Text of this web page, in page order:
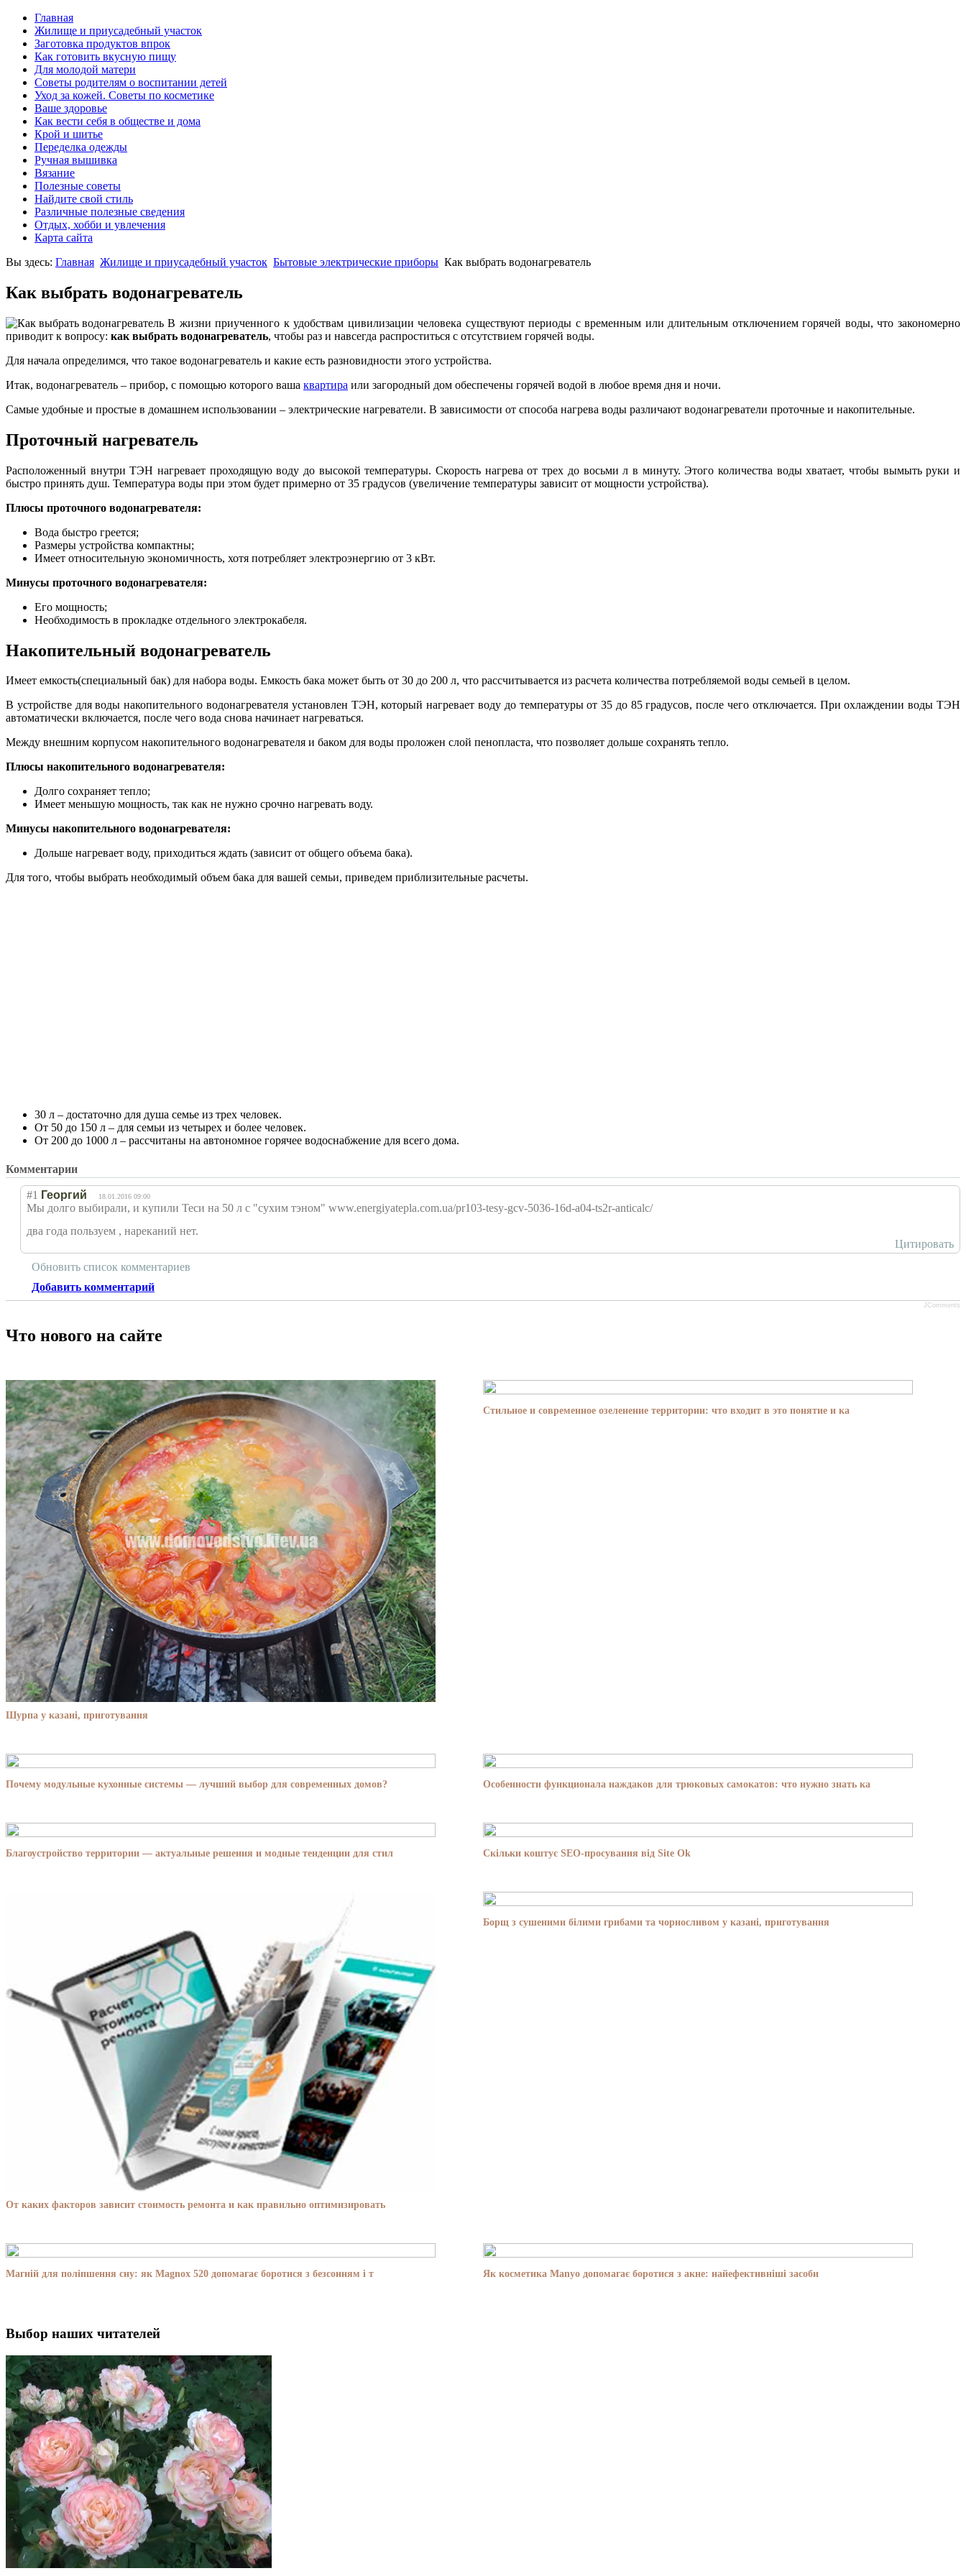
Главная
Жилище и приусадебный участок
Заготовка продуктов впрок
Как готовить вкусную пищу
Для молодой матери
Советы родителям о воспитании детей
Уход за кожей. Советы по косметике
Ваше здоровье
Как вести себя в обществе и дома
Крой и шитье
Переделка одежды
Ручная вышивка
Вязание
Полезные советы
Найдите свой стиль
Различные полезные сведения
Отдых, хобби и увлечения
Карта сайта
Вы здесь: Главная Жилище и приусадебный участок Бытовые электрические приборы Как выбрать водонагреватель
Как выбрать водонагреватель
В жизни приученного к удобствам цивилизации человека существуют периоды с временным или длительным отключением горячей воды, что закономерно
приводит к вопросу: как выбрать водонагреватель, чтобы раз и навсегда распроститься с отсутствием горячей воды.
Для начала определимся, что такое водонагреватель и какие есть разновидности этого устройства.
Итак, водонагреватель – прибор, с помощью которого ваша квартира или загородный дом обеспечены горячей водой в любое время дня и ночи.
Самые удобные и простые в домашнем использовании – электрические нагреватели. В зависимости от способа нагрева воды различают водонагреватели проточные и накопительные.
Проточный нагреватель
Расположенный внутри ТЭН нагревает проходящую воду до высокой температуры. Скорость нагрева от трех до восьми л в минуту. Этого количества воды хватает, чтобы вымыть руки и
быстро принять душ. Температура воды при этом будет примерно от 35 градусов (увеличение температуры зависит от мощности устройства).
Плюсы проточного водонагревателя:
Вода быстро греется;
Размеры устройства компактны;
Имеет относительную экономичность, хотя потребляет электроэнергию от 3 кВт.
Минусы проточного водонагревателя:
Его мощность;
Необходимость в прокладке отдельного электрокабеля.
Накопительный водонагреватель
Имеет емкость(специальный бак) для набора воды. Емкость бака может быть от 30 до 200 л, что рассчитывается из расчета количества потребляемой воды семьей в целом.
В устройстве для воды накопительного водонагревателя установлен ТЭН, который нагревает воду до температуры от 35 до 85 градусов, после чего отключается. При охлаждении воды ТЭН
автоматически включается, после чего вода снова начинает нагреваться.
Между внешним корпусом накопительного водонагревателя и баком для воды проложен слой пенопласта, что позволяет дольше сохранять тепло.
Плюсы накопительного водонагревателя:
Долго сохраняет тепло;
Имеет меньшую мощность, так как не нужно срочно нагревать воду.
Минусы накопительного водонагревателя:
Дольше нагревает воду, приходиться ждать (зависит от общего объема бака).
Для того, чтобы выбрать необходимый объем бака для вашей семьи, приведем приблизительные расчеты.
30 л – достаточно для душа семье из трех человек.
От 50 до 150 л – для семьи из четырех и более человек.
От 200 до 1000 л – рассчитаны на автономное горячее водоснабжение для всего дома.
Комментарии
#1 Георгий 18.01.2016 09:00
Мы долго выбирали, и купили Теси на 50 л с "сухим тэном" www.energiyatepla.com.ua/pr103-tesy-gcv-5036-16d-a04-ts2r-anticalc/
два года пользуем , нареканий нет.
Цитировать
Обновить список комментариев
Добавить комментарий
JComments
Что нового на сайте
Шурпа у казані, приготування
Стильное и современное озеленение территории: что входит в это понятие и ка
Почему модульные кухонные системы — лучший выбор для современных домов? Особенности функционала наждаков для трюковых самокатов: что нужно знать ка
Благоустройство территории — актуальные решения и модные тенденции для стил Скільки коштує SEO-просування від Site Ok
От каких факторов зависит стоимость ремонта и как правильно оптимизировать
Борщ з сушеними білими грибами та чорносливом у казані, приготування
Магній для поліпшення сну: як Magnox 520 допомагає боротися з безсонням і т Як косметика Manyo допомагає боротися з акне: найефективніші засоби
Выбор наших читателей